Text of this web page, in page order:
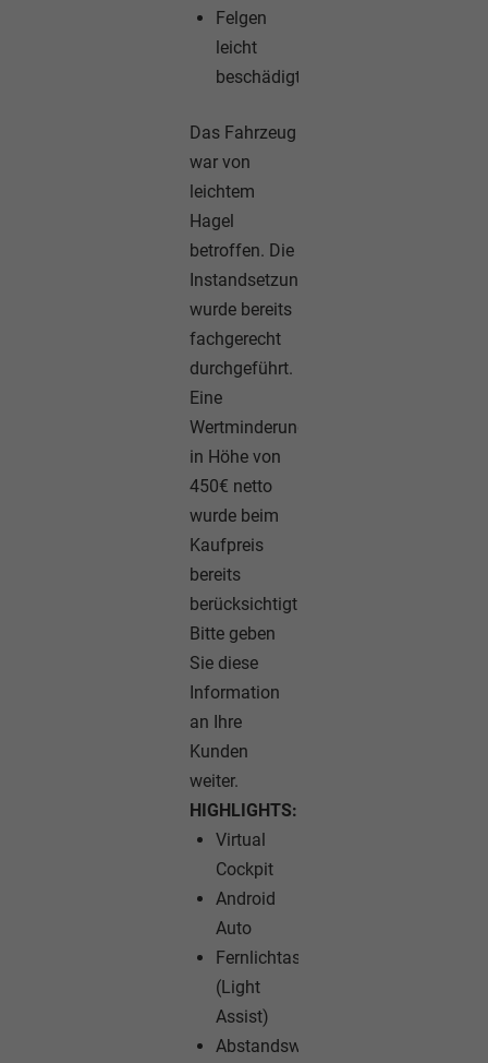
Felgen
leicht
beschädigt
Das Fahrzeug
war von
leichtem
Hagel
betroffen. Die
Instandsetzung
wurde bereits
fachgerecht
durchgeführt.
Eine
Wertminderung
in Höhe von
450€ netto
wurde beim
Kaufpreis
bereits
berücksichtigt.
Bitte geben
Sie diese
Information
an Ihre
Kunden
weiter.
HIGHLIGHTS:
Virtual
Cockpit
Android
Auto
Fernlichtassistent
(Light
Assist)
Abstandswarner